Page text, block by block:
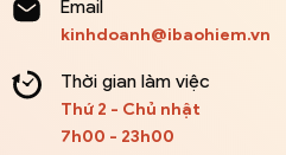
Email
kinhdoanh@ibaohiem.vn
Thời gian làm việc
Thứ 2 - Chủ nhật
7h00 - 23h00